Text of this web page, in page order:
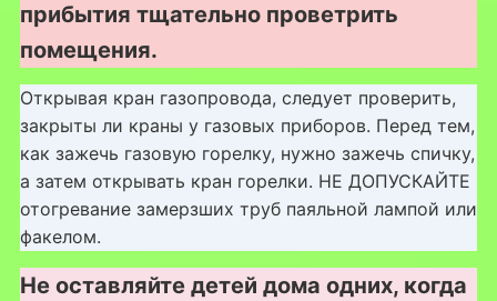
прибытия тщательно проветрить
помещения.
Открывая кран газопровода, следует проверить,
закрыты ли краны у газовых приборов. Перед тем,
как зажечь газовую горелку, нужно зажечь спичку,
а затем открывать кран горелки. НЕ ДОПУСКАЙТЕ
отогревание замерзших труб паяльной лампой или
факелом.
Не оставляйте детей дома одних, когда